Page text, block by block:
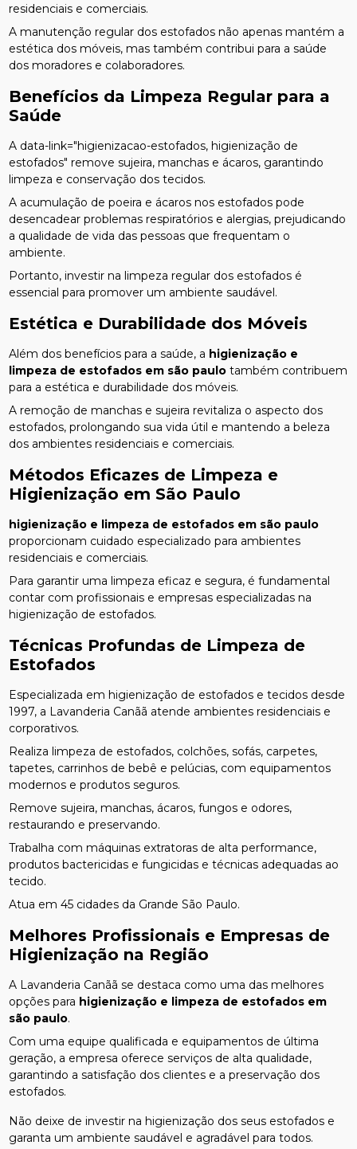
residenciais e comerciais.
A manutenção regular dos estofados não apenas mantém a
estética dos móveis, mas também contribui para a saúde
dos moradores e colaboradores.
Benefícios da Limpeza Regular para a
Saúde
A data-link="higienizacao-estofados, higienização de
estofados" remove sujeira, manchas e ácaros, garantindo
limpeza e conservação dos tecidos.
A acumulação de poeira e ácaros nos estofados pode
desencadear problemas respiratórios e alergias, prejudicando
a qualidade de vida das pessoas que frequentam o
ambiente.
Portanto, investir na limpeza regular dos estofados é
essencial para promover um ambiente saudável.
Estética e Durabilidade dos Móveis
Além dos benefícios para a saúde, a higienização e
limpeza de estofados em são paulo também contribuem
para a estética e durabilidade dos móveis.
A remoção de manchas e sujeira revitaliza o aspecto dos
estofados, prolongando sua vida útil e mantendo a beleza
dos ambientes residenciais e comerciais.
Métodos Eficazes de Limpeza e
Higienização em São Paulo
higienização e limpeza de estofados em são paulo
proporcionam cuidado especializado para ambientes
residenciais e comerciais.
Para garantir uma limpeza eficaz e segura, é fundamental
contar com profissionais e empresas especializadas na
higienização de estofados.
Técnicas Profundas de Limpeza de
Estofados
Especializada em higienização de estofados e tecidos desde
1997, a Lavanderia Canãã atende ambientes residenciais e
corporativos.
Realiza limpeza de estofados, colchões, sofás, carpetes,
tapetes, carrinhos de bebê e pelúcias, com equipamentos
modernos e produtos seguros.
Remove sujeira, manchas, ácaros, fungos e odores,
restaurando e preservando.
Trabalha com máquinas extratoras de alta performance,
produtos bactericidas e fungicidas e técnicas adequadas ao
tecido.
Atua em 45 cidades da Grande São Paulo.
Melhores Profissionais e Empresas de
Higienização na Região
A Lavanderia Canãã se destaca como uma das melhores
opções para higienização e limpeza de estofados em
são paulo.
Com uma equipe qualificada e equipamentos de última
geração, a empresa oferece serviços de alta qualidade,
garantindo a satisfação dos clientes e a preservação dos
estofados.
Não deixe de investir na higienização dos seus estofados e
garanta um ambiente saudável e agradável para todos.